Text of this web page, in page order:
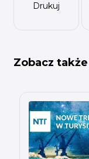
Drukuj
Zobacz także